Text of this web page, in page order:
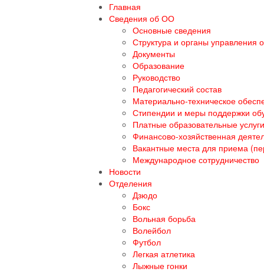
Главная
Сведения об ОО
Основные сведения
Структура и органы управления
Документы
Образование
Руководство
Педагогический состав
Материально-техническое
Стипендии и меры поддержки
Платные образовательные услуги
Финансово-хозяйственная
Вакантные места для приема
Международное сотрудничество
Новости
Отделения
Дзюдо
Бокс
Вольная борьба
Волейбол
Футбол
Легкая атлетика
Лыжные гонки